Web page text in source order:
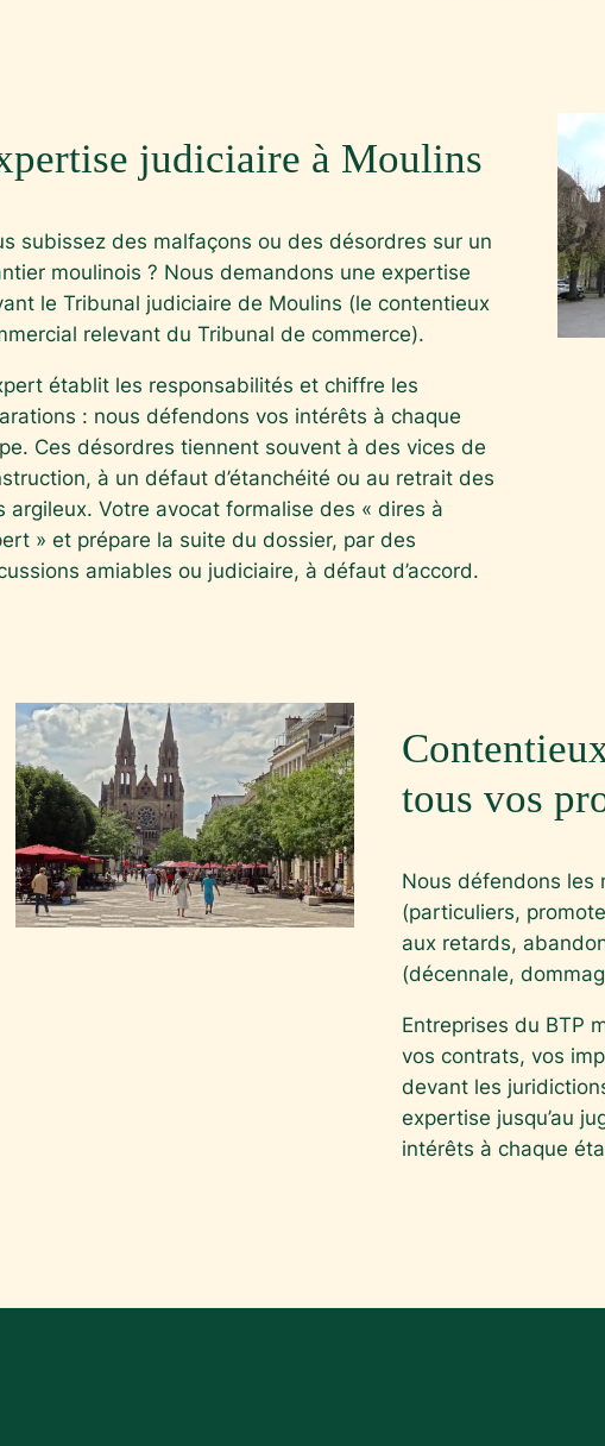
judiciaire à Moulins
subissez des malfaçons ou des désordres sur un
moulinois ? Nous demandons une expertise
le Tribunal judiciaire de Moulins (le contentieux
relevant du Tribunal de commerce).
établit les responsabilités et chiffre les
: nous défendons vos intérêts à chaque
Ces désordres tiennent souvent à des vices de
à un défaut d’étanchéité ou au retrait des
argileux. Votre avocat formalise des « dires à
» et prépare la suite du dossier, par des
amiables ou judiciaire, à défaut d’accord.
tous vos
Nous défendons les
(particuliers,
aux retards,
(décennale,
Entreprises du BTP
vos contrats, vos
devant les
expertise jusqu’au
intérêts à chaque